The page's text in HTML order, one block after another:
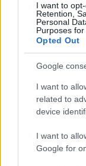
I want to
Retention,
Personal
Purposes for
Opted Out
Google
I want to
related to
device
I want to
Google for
ηλικιακή ομάδα.
μικρογραμμάρια
Είναι πάντως
ενισχυτική
της ηλικιακής
με τα Κέντρα